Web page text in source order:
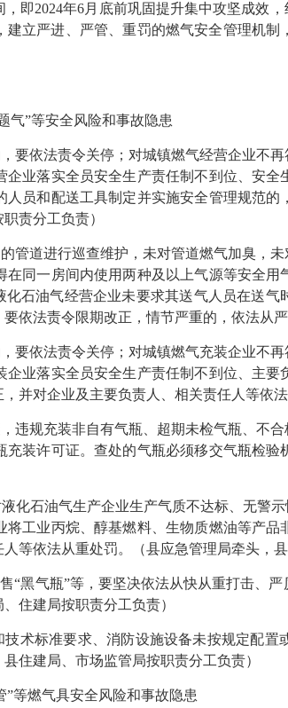
即2024年6月底前巩固提升集中攻坚成效
立严进、严管、重罚的燃气安全管理机
”等安全风险和事故隐患
依法责令关停；对城镇燃气经营企业不再
业落实全员安全生产责任制不到位、安
员和配送工具制定并实施安全管理规范
责分工负责）
道进行巡查维护，未对管道燃气加臭，未
同一房间内使用两种及以上气源等安全
石油气经营企业未要求其送气人员在送
依法责令限期改正，情节严重的，依法从
依法责令关停；对城镇燃气充装企业不再
业落实全员安全生产责任制不到位、主
并对企业及主要负责人、相关责任人等依
规充装非自有气瓶、超期未检气瓶、不合
装许可证。查处的气瓶必须移交气瓶检
石油气生产企业生产气质不达标、无警示
工业丙烷、醇基燃料、生物质燃油等产
等依法从重处罚。（县应急管理局牵头，
黑气瓶”等，要坚决依法从快从重打击、
住建局按职责分工负责）
标准要求、消防设施设备未按规定配置
住建局、市场监管局按职责分工负责）
等燃气具安全风险和事故隐患